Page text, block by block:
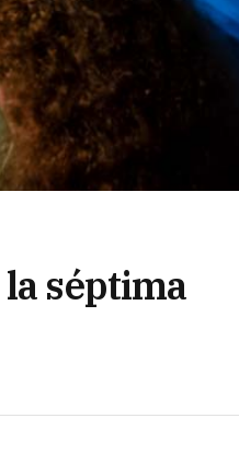
séptima